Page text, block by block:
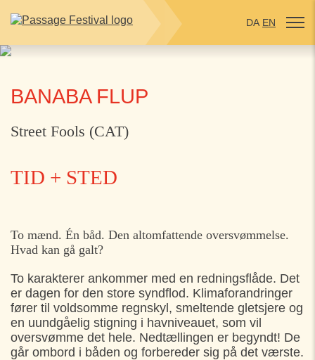
DA EN
BANABA FLUP
Street Fools (CAT)
TID + STED
TORSDAG 30. JULI
13:30 Skolen i Bymidten, Helsingør
FREDAG 31. JULI
10:30 Skolen i Bymidten, Helsingør
To mænd. Én båd. Den altomfattende oversvømmelse.
Hvad kan gå galt?
To karakterer ankommer med en redningsflåde. Det
er dagen for den store syndflod. Klimaforandringer
fører til voldsomme regnskyl, smeltende gletsjere og
en uundgåelig stigning i havniveauet, som vil
oversvømme det hele. Nedtællingen er begyndt! De
går ombord i båden og forbereder sig på det værste.